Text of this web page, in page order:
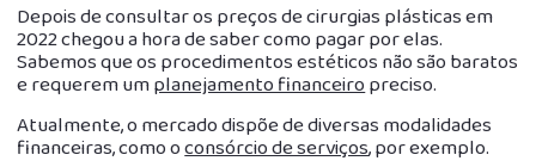
Depois de consultar os preços de cirurgias plásticas em
2022 chegou a hora de saber como pagar por elas.
Sabemos que os procedimentos estéticos não são baratos
e requerem umplanejamento financeiropreciso.
Atualmente, o mercado dispõe de diversas modalidades
financeiras, como oconsórcio de serviços, por exemplo.